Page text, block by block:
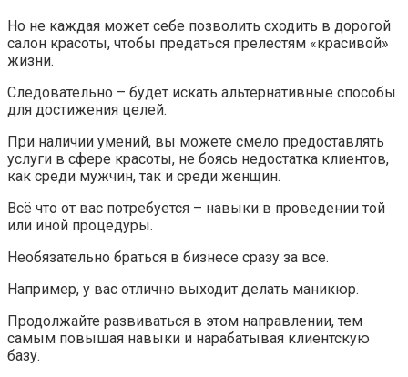
Но не каждая может себе позволить сходить в дорогой
салон красоты, чтобы предаться прелестям «красивой»
жизни.
Следовательно – будет искать альтернативные способы
для достижения целей.
При наличии умений, вы можете смело предоставлять
услуги в сфере красоты, не боясь недостатка клиентов,
как среди мужчин, так и среди женщин.
Всё что от вас потребуется – навыки в проведении той
или иной процедуры.
Необязательно браться в бизнесе сразу за все.
Например, у вас отлично выходит делать маникюр.
Продолжайте развиваться в этом направлении, тем
самым повышая навыки и нарабатывая клиентскую
базу.